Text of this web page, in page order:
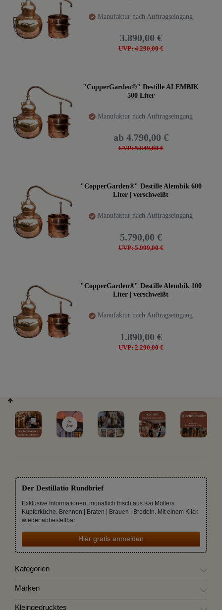
Manufaktur nach Auftragseingang
UVP: 4.290,00 €
3.890,00 €
"CopperGarden®" Destille ALEMBIK
500 Liter
Manufaktur nach Auftragseingang
UVP: 5.849,00 €
ab 4.790,00 €
"CopperGarden®" Destille Alembik 600
Liter | verschweißt
Manufaktur nach Auftragseingang
UVP: 5.999,00 €
5.790,00 €
"CopperGarden®" Destille Alembik 100
Liter | verschweißt
Manufaktur nach Auftragseingang
UVP: 2.290,00 €
1.890,00 €
Der Destillatio Rundbrief
Exklusive Informationen, monatlich frisch aus Kai Möllers
Kupferküche. Brennen | Braten | Brauen | Brodeln. Mit einem Klick
wieder abbestellbar.
Hier gratis anmelden
Kategorien
Marken
Kleingedrucktes